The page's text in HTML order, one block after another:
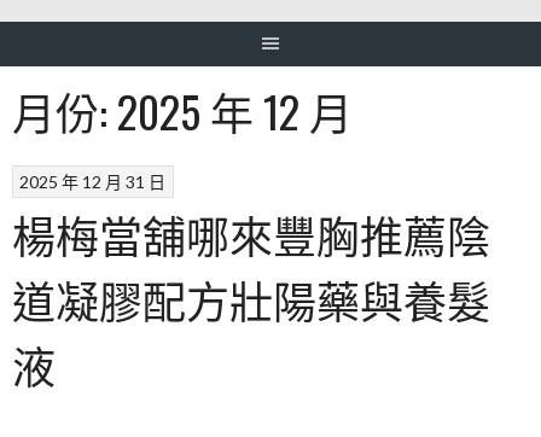
月份:2025 年 12 月
2025 年 12 月 31 日
楊梅當舖哪來豐胸推薦陰
道凝膠配方壯陽藥與養髮
液